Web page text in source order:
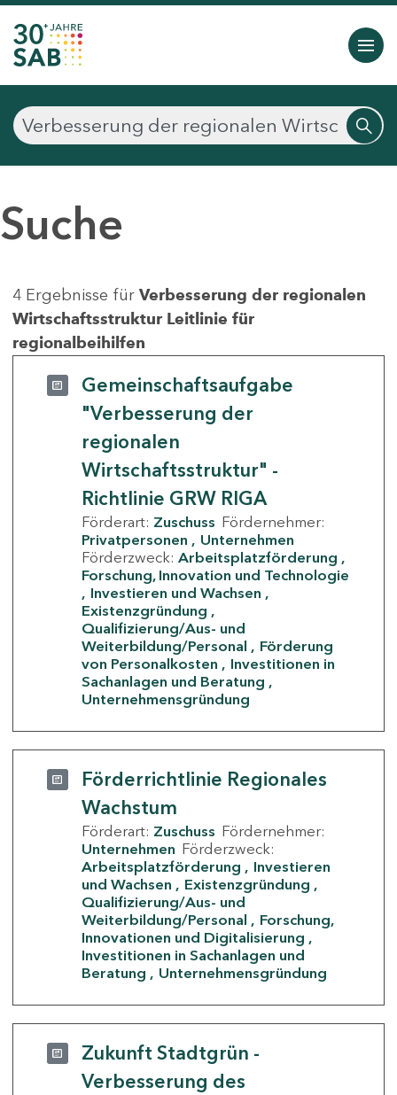
Suche
4 Ergebnisse für Verbesserung der regionalen
Wirtschaftsstruktur Leitlinie für
regionalbeihilfen
Gemeinschaftsaufgabe
"Verbesserung der
regionalen
Wirtschaftsstruktur" -
Richtlinie GRW RIGA
Förderart: Zuschuss Fördernehmer:
Privatpersonen
Unternehmen
Förderzweck: Arbeitsplatzförderung
Forschung, Innovation und Technologie
Investieren und Wachsen
Existenzgründung
Qualifizierung/Aus- und
Weiterbildung/Personal
Förderung
von Personalkosten
Investitionen in
Sachanlagen und Beratung
Unternehmensgründung
Förderrichtlinie Regionales
Wachstum
Förderart: Zuschuss Fördernehmer:
Unternehmen Förderzweck:
Arbeitsplatzförderung
Investieren
und Wachsen
Existenzgründung
Qualifizierung/Aus- und
Weiterbildung/Personal
Forschung,
Innovationen und Digitalisierung
Investitionen in Sachanlagen und
Beratung
Unternehmensgründung
Zukunft Stadtgrün -
Verbesserung des